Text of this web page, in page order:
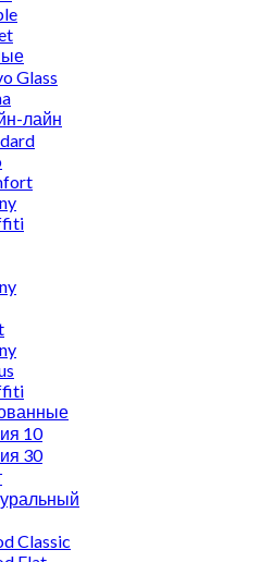
Glass
лайн
10
30
Classic